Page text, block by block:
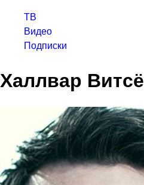
ТВ
Видео
Подписки
Халлвар Витсё